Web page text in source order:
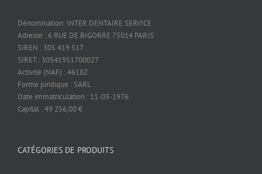
Dénomination: INTER DENTAIRE SERVICE
Adresse : 6 RUE DE BIGORRE 75014 PARIS
SIREN : 305 419 517
SIRET : 30541951700027
Activité (NAF) : 4618Z
Forme juridique : SARL
Date immatriculation : 11-03-1976
Capital : 49 256,00 €
CATÉGORIES DE PRODUITS